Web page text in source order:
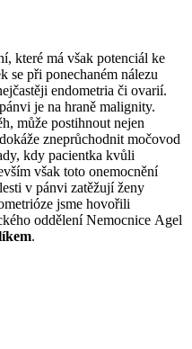
které má však potenciál ke
se při ponechaném nálezu
endometria či ovarií.
je na hraně malignity.
může postihnout nejen
zneprůchodnit močovod
kdy pacientka kvůli
však toto onemocnění
v pánvi zatěžují ženy
jsme hovořili
oddělení Nemocnice Agel
.